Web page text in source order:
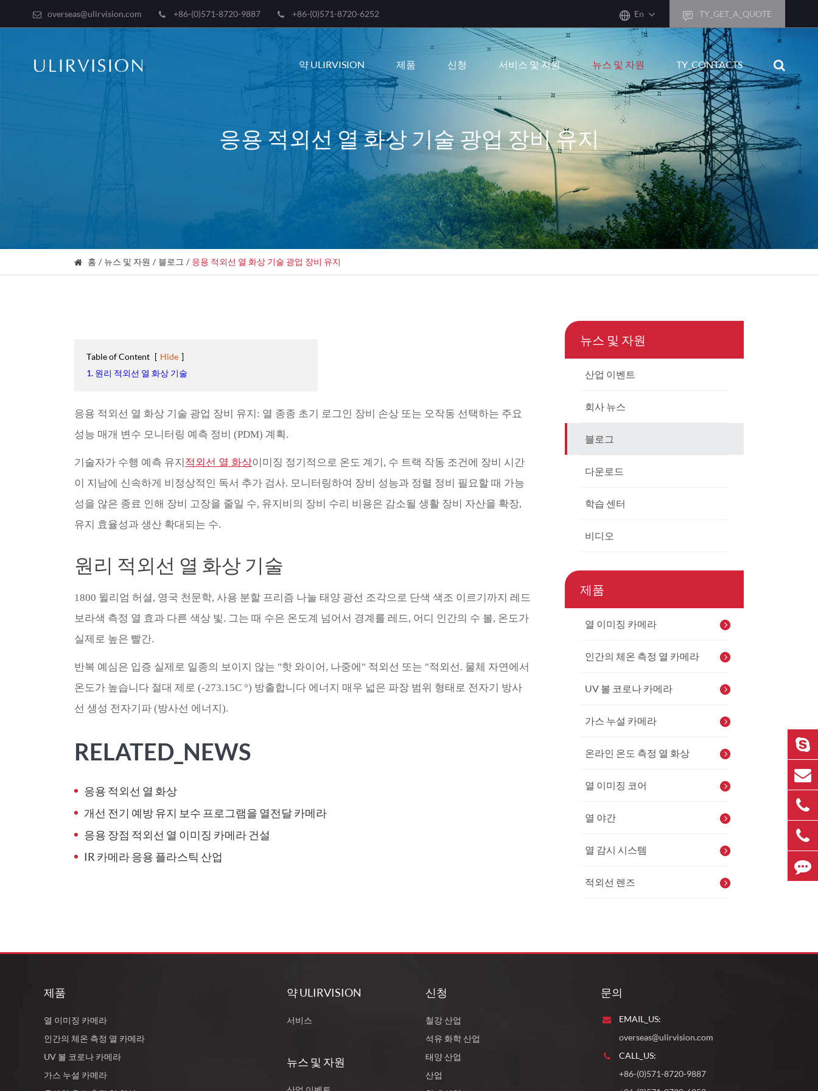
overseas@ulirvision.com +86-(0)571-8720-9887 +86-(0)571-8720-6252 En
English
한국어
français
Deutsch
Español
русский
português
TY_GET_A_QUOTE
약 ULIRVISION 제품 신청 서비스 및 지원 뉴스 및 자원 TY_CONTACTS
응용 적외선 열 화상 기술 광업 장비 유지
홈 뉴스 및 자원 블로그 응용 적외선 열 화상 기술 광업 장비 유지
Table of Content [ Hide ]
1. 원리 적외선 열 화상 기술
응용 적외선 열 화상 기술 광업 장비 유지: 열 종종 초기 로그인 장비 손상 또는 오작동 선택하는 주요
성능 매개 변수 모니터링 예측 정비 (PDM) 계획.
기술자가 수행 예측 유지 적외선 열 화상이미징 정기적으로 온도 계기, 수 트랙 작동 조건에 장비 시간
이 지남에 신속하게 비정상적인 독서 추가 검사. 모니터링하여 장비 성능과 정렬 정비 필요할 때 가능
성을 않은 종료 인해 장비 고장을 줄일 수, 유지비의 장비 수리 비용은 감소될 생활 장비 자산을 확장,
유지 효율성과 생산 확대되는 수.
원리 적외선 열 화상 기술
1800 윌리엄 허셜, 영국 천문학, 사용 분할 프리즘 나눌 태양 광선 조각으로 단색 색조 이르기까지 레드
보라색 측정 열 효과 다른 색상 빛. 그는 때 수은 온도계 넘어서 경계를 레드, 어디 인간의 수 볼, 온도가
실제로 높은 빨간.
반복 예심은 입증 실제로 일종의 보이지 않는 "핫 와이어, 나중에" 적외선 또는 "적외선. 물체 자연에서
온도가 높습니다 절대 제로 (-273.15C °) 방출합니다 에너지 매우 넓은 파장 범위 형태로 전자기 방사
선 생성 전자기파 (방사선 에너지).
RELATED_NEWS
응용 적외선 열 화상
개선 전기 예방 유지 보수 프로그램을 열전달 카메라
응용 장점 적외선 열 이미징 카메라 건설
IR 카메라 응용 플라스틱 산업
뉴스 및 자원
산업 이벤트
회사 뉴스
블로그
다운로드
학습 센터
비디오
제품
열 이미징 카메라
인간의 체온 측정 열 카메라
UV 볼 코로나 카메라
가스 누설 카메라
온라인 온도 측정 열 화상
열 이미징 코어
열 야간
열 감시 시스템
적외선 렌즈
제품
열 이미징 카메라
인간의 체온 측정 열 카메라
UV 볼 코로나 카메라
가스 누설 카메라
약 ULIRVISION
서비스
뉴스 및 자원
신청
철강 산업
석유 화학 산업
태양 산업
산업
문의
EMAIL_US:
overseas@ulirvision.com
CALL_US:
+86-(0)571-8720-9887